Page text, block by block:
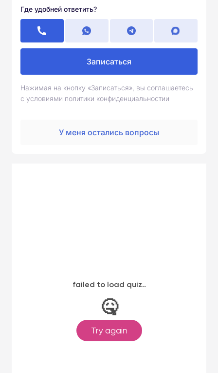
Где удобней ответить?
Записаться
Нажимая на кнопку «Записаться», вы соглашаетесь
с условиями политики конфиденциальностии
У меня остались вопросы